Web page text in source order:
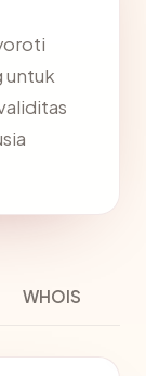
untuk
WHOIS